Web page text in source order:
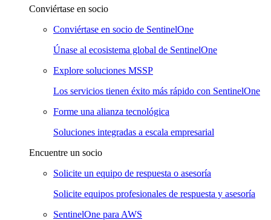
Conviértase en socio
Conviértase en socio de SentinelOne
Únase al ecosistema global de SentinelOne
Explore soluciones MSSP
Los servicios tienen éxito más rápido con SentinelOne
Forme una alianza tecnológica
Soluciones integradas a escala empresarial
Encuentre un socio
Solicite un equipo de respuesta o asesoría
Solicite equipos profesionales de respuesta y asesoría
SentinelOne para AWS